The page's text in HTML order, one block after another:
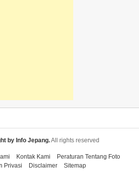
by Info Jepang.All rights reserved
Kontak Kami
Peraturan Tentang Foto
Privasi
Disclaimer Sitemap